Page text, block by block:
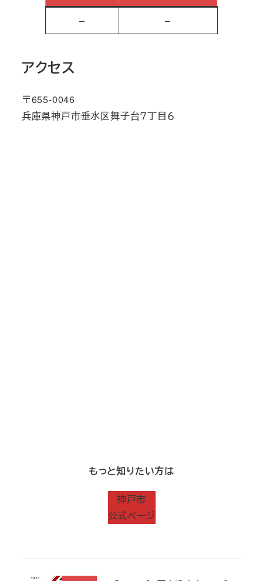
– –
アクセス
〒655-0046
兵庫県神戸市垂水区舞子台７丁目６
もっと知りたい方は
神戸市
公式ページ